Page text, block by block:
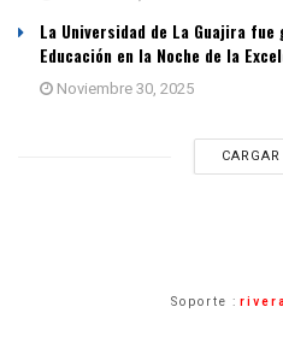
La Universidad de La Guajira
Educación en la Noche de la
Noviembre 30, 2025
Soporte :